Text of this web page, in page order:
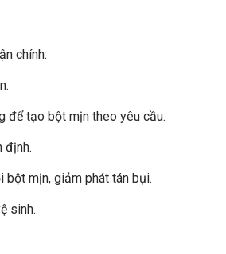
chính:
để tạo bột mịn theo yêu cầu.
định.
bột mịn, giảm phát tán bụi.
sinh.